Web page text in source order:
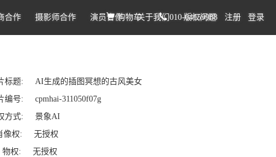
合作 摄影师合作 演员合作 关于我们 版权问题
购物车 010-64159988 注册 登录
标题: AI生成的插图冥想的古风美女
编号: cpmhai-311050f07g
方式: 景象AI
像权: 无授权
权: 无授权